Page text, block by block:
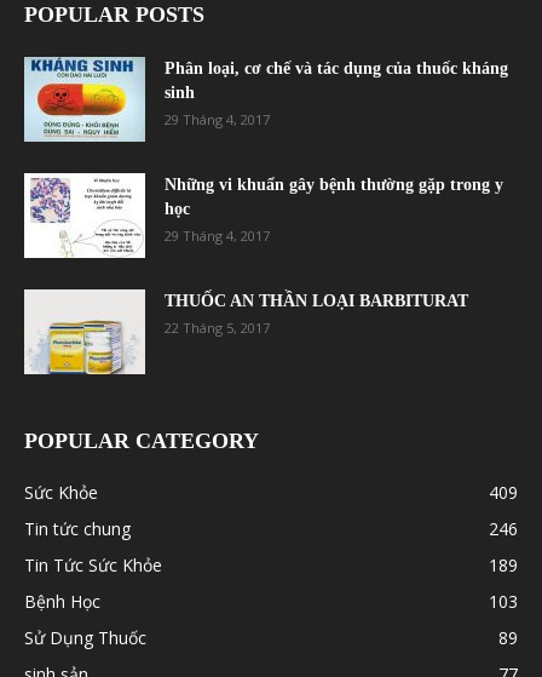
POPULAR POSTS
Phân loại, cơ chế và tác dụng của thuốc kháng
sinh
29 Tháng 4, 2017
Những vi khuẩn gây bệnh thường gặp trong y
học
29 Tháng 4, 2017
THUỐC AN THẦN LOẠI BARBITURAT
22 Tháng 5, 2017
POPULAR CATEGORY
Sức Khỏe
409
Tin tức chung
246
Tin Tức Sức Khỏe
189
Bệnh Học
103
Sử Dụng Thuốc
89